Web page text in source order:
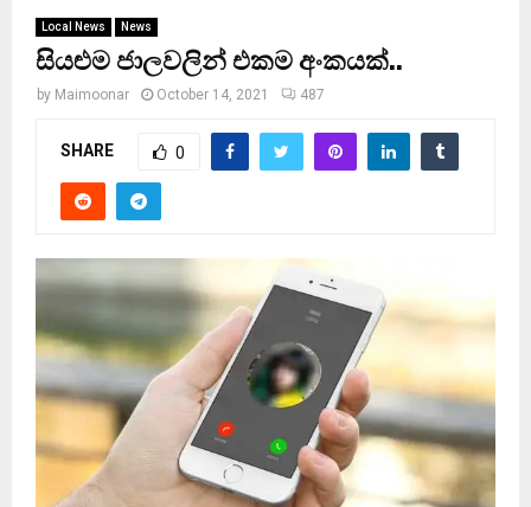
Local News News
සියළුම ජාලවලින් එකම අංකයක්..
by Maimoonar October 14, 2021 487
SHARE 0